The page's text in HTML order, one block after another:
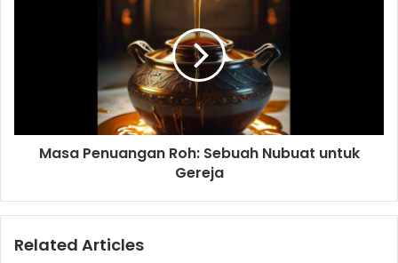
Masa Penuangan Roh: Sebuah Nubuat untuk
Gereja
Related Articles